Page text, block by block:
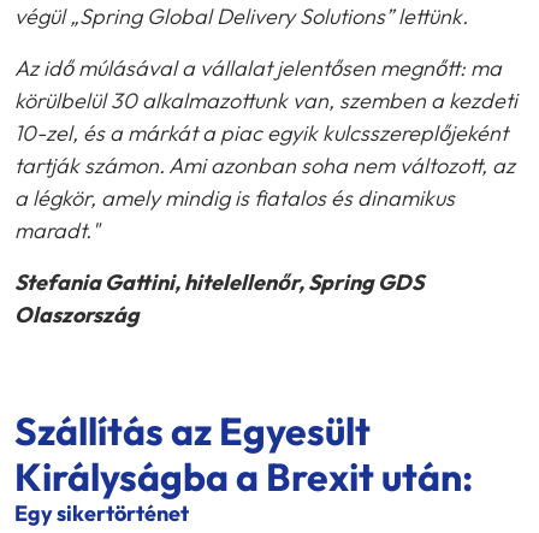
végül „Spring Global Delivery Solutions” lettünk.
Az idő múlásával a vállalat jelentősen megnőtt: ma
körülbelül 30 alkalmazottunk van, szemben a kezdeti
10-zel, és a márkát a piac egyik kulcsszereplőjeként
tartják számon. Ami azonban soha nem változott, az
a légkör, amely mindig is fiatalos és dinamikus
maradt."
Stefania Gattini, hitelellenőr, Spring GDS
Olaszország
Szállítás az Egyesült
Királyságba a Brexit után:
Egy sikertörténet